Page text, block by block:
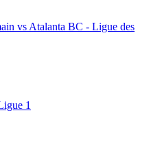
vs Atalanta BC - Ligue des
1